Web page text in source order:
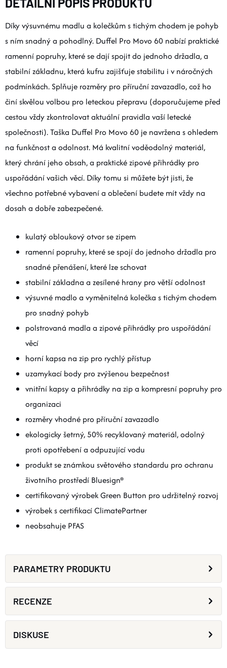
Díky výsuvnému madlu a kolečkům s tichým chodem je pohyb
s ním snadný a pohodlný. Duffel Pro Movo 60 nabízí praktické
ramenní popruhy, které se dají spojit do jednoho držadla, a
stabilní základnu, která kufru zajišťuje stabilitu i v náročných
podmínkách. Splňuje rozměry pro příruční zavazadlo, což ho
činí skvělou volbou pro leteckou přepravu (doporučujeme před
cestou vždy zkontrolovat aktuální pravidla vaší letecké
společnosti). Taška Duffel Pro Movo 60 je navržena s ohledem
na funkčnost a odolnost. Má kvalitní voděodolný materiál,
který chrání jeho obsah, a praktické zipové přihrádky pro
uspořádání vašich věcí. Díky tomu si můžete být jisti, že
všechno potřebné vybavení a oblečení budete mít vždy na
dosah a dobře zabezpečené.
kulatý obloukový otvor se zipem
ramenní popruhy, které se spojí do jednoho držadla pro
snadné přenášení, které lze schovat
stabilní základna a zesílené hrany pro větší odolnost
výsuvné madlo a vyměnitelná kolečka s tichým chodem
pro snadný pohyb
polstrovaná madla a zipové přihrádky pro uspořádání
věcí
horní kapsa na zip pro rychlý přístup
uzamykací body pro zvýšenou bezpečnost
vnitřní kapsy a přihrádky na zip a kompresní popruhy pro
organizaci
rozměry vhodné pro příruční zavazadlo
ekologicky šetrný, 50% recyklovaný materiál, odolný
proti opotřebení a odpuzující vodu
produkt se známkou světového standardu pro ochranu
životního prostředí Bluesign®
certifikovaný výrobek Green Button pro udržitelný rozvoj
výrobek s certifikací ClimatePartner
neobsahuje PFAS
PARAMETRY PRODUKTU
RECENZE
DISKUSE